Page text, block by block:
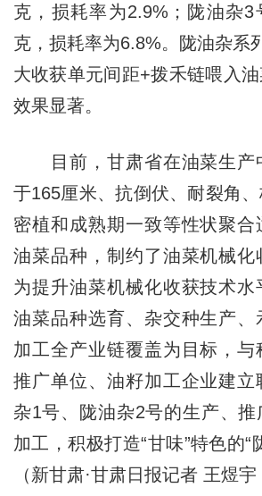
克，损耗率为2.9%；陇油杂3
克，损耗率为6.8%。陇油杂系
大收获单元间距+拨禾链喂入
效果显著。
目前，甘肃省在油菜生产
于165厘米、抗倒伏、耐裂角
密植和成熟期一致等性状聚合
油菜品种，制约了油菜机械化
为提升油菜机械化收获技术水
油菜品种选育、杂交种生产、
加工全产业链覆盖为目标，与
推广单位、油籽加工企业建立
杂1号、陇油杂2号的生产、
加工，积极打造“甘味”特色的“
（新甘肃·甘肃日报记者 王煜宇